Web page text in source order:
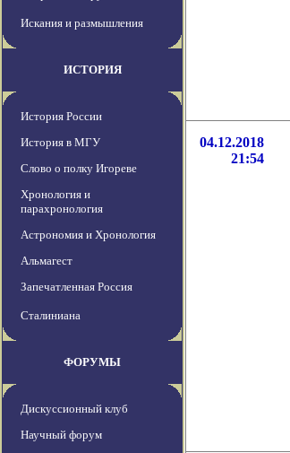
Искания и размышления
ИСТОРИЯ
История России
История в МГУ
Слово о полку Игореве
Хронология и
парахронология
Астрономия и Хронология
Альмагест
Запечатленная Россия
Сталиниана
ФОРУМЫ
Дискуссионный клуб
Научный форум
04.12.2018
21:54